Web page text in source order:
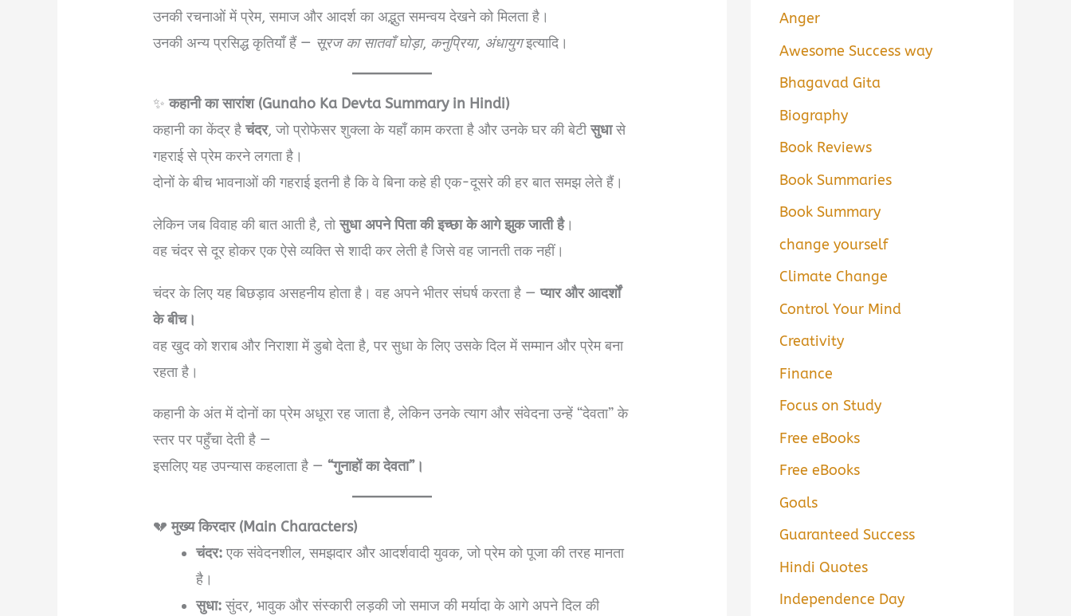
उनकी रचनाओं में प्रेम, समाज और आदर्श का अद्भुत समन्वय देखने को मिलता है।
उनकी अन्य प्रसिद्ध कृतियाँ हैं — सूरज का सातवाँ घोड़ा, कनुप्रिया, अंधायुगइत्यादि।
✨कहानी का सारांश (Gunaho Ka Devta Summary in Hindi)
कहानी का केंद्र हैचंदर, जो प्रोफेसर शुक्ला के यहाँ काम करता है और उनके घर की बेटीसुधासे
गहराई से प्रेम करने लगता है।
दोनों के बीच भावनाओं की गहराई इतनी है कि वे बिना कहे ही एक-दूसरे की हर बात समझ लेते हैं।
लेकिन जब विवाह की बात आती है, तोसुधा अपने पिता की इच्छा के आगे झुक जाती है।
वह चंदर से दूर होकर एक ऐसे व्यक्ति से शादी कर लेती है जिसे वह जानती तक नहीं।
चंदर के लिए यह बिछड़ाव असहनीय होता है। वह अपने भीतर संघर्ष करता है —प्यार और आदर्शों
के बीच।
वह खुद को शराब और निराशा में डुबो देता है, पर सुधा के लिए उसके दिल में सम्मान और प्रेम बना
रहता है।
कहानी के अंत में दोनों का प्रेम अधूरा रह जाता है, लेकिन उनके त्याग और संवेदना उन्हें “देवता” के
स्तर पर पहुँचा देती है —
इसलिए यह उपन्यास कहलाता है —“गुनाहों का देवता”।
💔मुख्य किरदार (Main Characters)
चंदर:एक संवेदनशील, समझदार और आदर्शवादी युवक, जो प्रेम को पूजा की तरह मानता
है।
सुधा:सुंदर, भावुक और संस्कारी लड़की जो समाज की मर्यादा के आगे अपने दिल की
Anger
Awesome Success way
Bhagavad Gita
Biography
Book Reviews
Book Summaries
Book Summary
change yourself
Climate Change
Control Your Mind
Creativity
Finance
Focus on Study
Free eBooks
Free eBooks
Goals
Guaranteed Success
Hindi Quotes
Independence Day